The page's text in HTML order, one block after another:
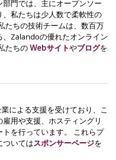
門では、主にオープンソー
私たちは少人数で柔軟性の
たちの技術チームは、数百万
Zalandoの優れたオンライン
たちの Webサイトやブログを
による支援を受けており、こ
用や支援、ホスティングリ
を行っています。 これらプ
ついてはスポンサーページを